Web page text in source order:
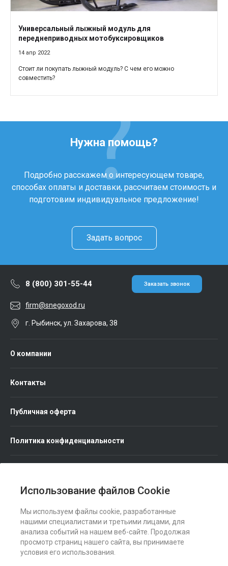
Использование файлов Cookie
Мы используем файлы cookie, разработанные
нашими специалистами и третьими лицами, для
анализа событий на нашем веб-сайте. Продолжая
просмотр страниц нашего сайта, вы принимаете
условия его использования.
Универсальный лыжный модуль для
переднеприводных мотобуксировщиков
14 апр 2022
Стоит ли покупать лыжный модуль? С чем его можно
совместить?
Нужна помощь?
Подробно расскажем о интересующем товаре,
способах оплаты и доставки, рассчитаем стоимость и
подготовим индивидуальное предложение!
Задать вопрос
8 (800) 301-55-44 Заказать звонок
firm@snegoxod.ru
г. Рыбинск, ул. Захарова, 38
О компании
Контакты
Публичная оферта
Политика конфиденциальности
Мы в соц. сетях